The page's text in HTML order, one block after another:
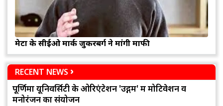
मेटा के सीईओ मार्क जुकरबर्ग ने मांगी माफी
RECENT NEWS
पूर्णिमा यूनिवर्सिटी के ओरिएंटेशन 'उद्गम' में मोटिवेशन व
मनोरंजन का संयोजन